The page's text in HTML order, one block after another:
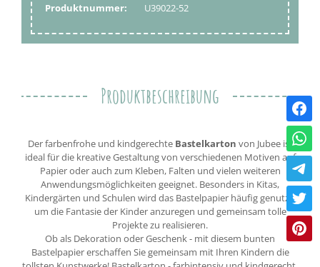
Produktnummer: U39022-52
Produktbeschreibung
Der farbenfrohe und kindgerechte Bastelkarton von Jubee ist
ideal für die kreative Gestaltung von verschiedenen Motiven auf
Papier oder auch zum Kleben, Falten und vielen weiteren
Anwendungsmöglichkeiten geeignet. Besonders in Kitas,
Kindergärten und Schulen wird das Bastelpapier häufig genutzt,
um die Fantasie der Kinder anzuregen und gemeinsam tolle
Projekte zu realisieren.
Ob als Dekoration oder Geschenk - mit diesem bunten
Bastelpapier erschaffen Sie gemeinsam mit Ihren Kindern die